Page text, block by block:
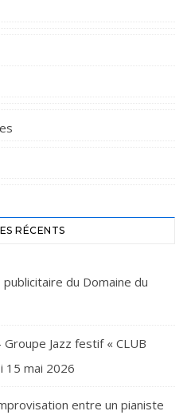
RÉCENTS
du Domaine du
Jazz festif « CLUB
15 mai 2026
entre un pianiste